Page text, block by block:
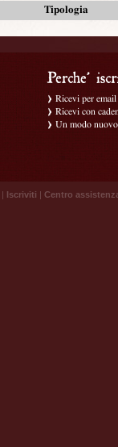
Tipologia
Ricevi per
Ricevi con
Un modo
| Iscriviti | Centro